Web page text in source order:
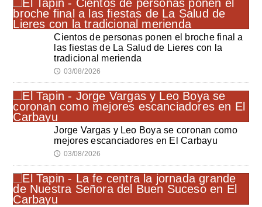
Cientos de personas ponen el broche final a
las fiestas de La Salud de Lieres con la
tradicional merienda
🕔 03/08/2026
Jorge Vargas y Leo Boya se coronan como
mejores escanciadores en El Carbayu
🕔 03/08/2026